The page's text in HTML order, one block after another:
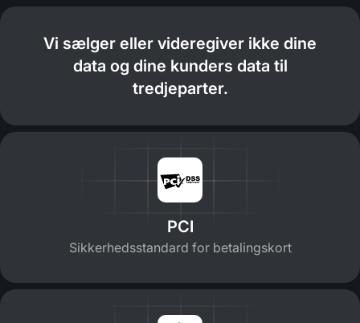
Vi sælger eller videregiver ikke dine
data og dine kunders data til
tredjeparter.
PCI
Sikkerhedsstandard for betalingskort